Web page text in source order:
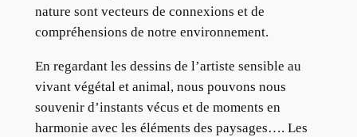
nature sont vecteurs de connexions et de
compréhensions de notre environnement.
En regardant les dessins de l’artiste sensible au
vivant végétal et animal, nous pouvons nous
souvenir d’instants vécus et de moments en
harmonie avec les éléments des paysages…. Les